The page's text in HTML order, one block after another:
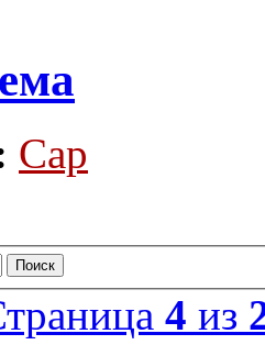
Cap
4 из